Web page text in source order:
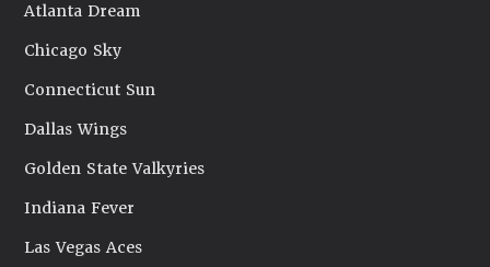
Atlanta Dream
Chicago Sky
Connecticut Sun
Dallas Wings
Golden State Valkyries
Indiana Fever
Las Vegas Aces